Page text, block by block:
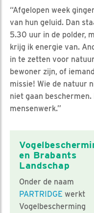
“Afgelopen week
van hun geluid. Dan
5.30 uur in de polder,
krijg ik energie van.
in te zetten voor
bewoner zijn, of
missie! Wie de natuur
niet gaan
mensenwerk.”
en Brabants
Landschap
Onder de naam
PARTRIDGE werkt
Vogelbescherming